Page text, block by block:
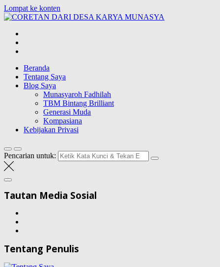
Lompat ke konten
Blog Wong Ndeso yang ingin berbagi berbagai hal di sekitarnya
Beranda
Tentang Saya
Blog Saya
Munasyaroh Fadhilah
TBM Bintang Brilliant
Generasi Muda
Kompasiana
Kebijakan Privasi
Pencarian untuk:
Tautan Media Sosial
Tentang Penulis